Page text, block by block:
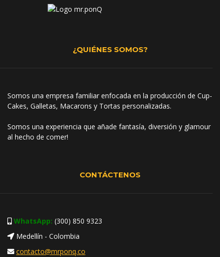
¿QUIÉNES SOMOS?
Somos una empresa familiar enfocada en la producción de Cup-
Cakes, Galletas, Macarons y Tortas personalizadas.
Somos una experiencia que añade fantasía, diversión y glamour
al hecho de comer!
CONTÁCTENOS
WhatsApp: (300) 850 9323
Medellín - Colombia
contacto@mrponq.co